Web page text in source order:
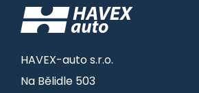
HAVEX-auto s.r.o.
Na Bělidle 503